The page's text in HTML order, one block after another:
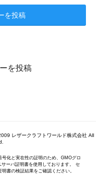
を投稿
を投稿
レザークラフトワールド株式会社 All
号化と実在性の証明のため、GMOグロ
ーバ証明書を使用しております。 セ
書の検証結果をご確認ください。